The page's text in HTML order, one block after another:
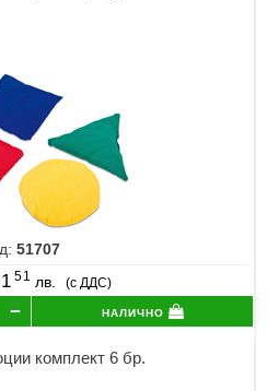
51707
51 лв. (с ДДС)
налично
комплект 6 бр.